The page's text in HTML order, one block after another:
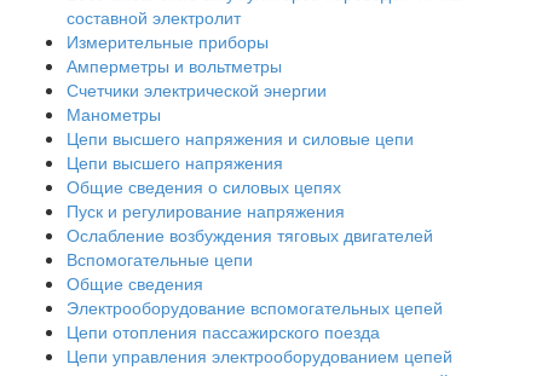
составной электролит
Измерительные приборы
Амперметры и вольтметры
Счетчики электрической энергии
Манометры
Цепи высшего напряжения и силовые цепи
Цепи высшего напряжения
Общие сведения о силовых цепях
Пуск и регулирование напряжения
Ослабление возбуждения тяговых двигателей
Вспомогательные цепи
Общие сведения
Электрооборудование вспомогательных цепей
Цепи отопления пассажирского поезда
Цепи управления электрооборудованием цепей